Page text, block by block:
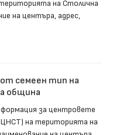
на Столична
на центъра, адрес,
семеен тип на
община
за центровете
на територията на